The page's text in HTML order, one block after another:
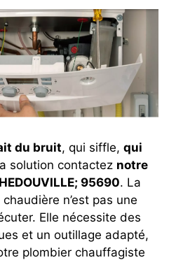
du bruit, qui siffle, qui
solution contactez notre
95690. La
n’est pas une
Elle nécessite des
et un outillage adapté,
plombier chauffagiste